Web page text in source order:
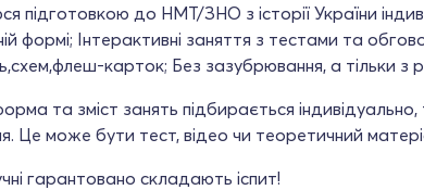
підготовкою до НМТ/ЗНО з історії України
формі; Інтерактивні заняття з тестами та
карток; Без зазубрювання, а тільки з
та зміст занять підбирається
Це може бути тест, відео чи теоретичний
гарантовано складають іспит!